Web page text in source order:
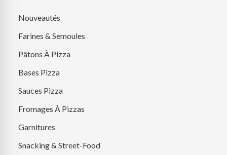
Nouveautés
Farines & Semoules
Pâtons À Pizza
Bases Pizza
Sauces Pizza
Fromages À Pizzas
Garnitures
Snacking & Street-Food